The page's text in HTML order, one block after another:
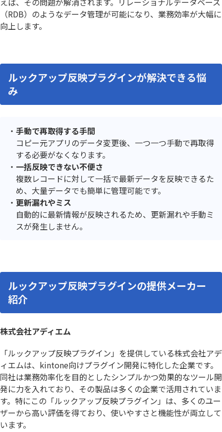
（RDB）のようなデータ管理が可能になり、業務効率が大幅に
向上します。
ルックアップ反映プラグインが解決できる悩
み
手動で再取得する手間
コピー元アプリのデータ変更後、一つ一つ手動で再取得
する必要がなくなります。
一括反映できない不便さ
複数レコードに対して一括で最新データを反映できるた
め、大量データでも簡単に管理可能です。
更新漏れやミス
自動的に最新情報が反映されるため、更新漏れや手動ミ
スが発生しません。
ルックアップ反映プラグインの提供メーカー
紹介
株式会社アディエム
「ルックアップ反映プラグイン」を提供している株式会社アデ
ィエムは、kintone向けプラグイン開発に特化した企業です。
同社は業務効率化を目的としたシンプルかつ効果的なツール開
発に力を入れており、その製品は多くの企業で活用されていま
す。特にこの「ルックアップ反映プラグイン」は、多くのユー
ザーから高い評価を得ており、使いやすさと機能性が両立して
います。